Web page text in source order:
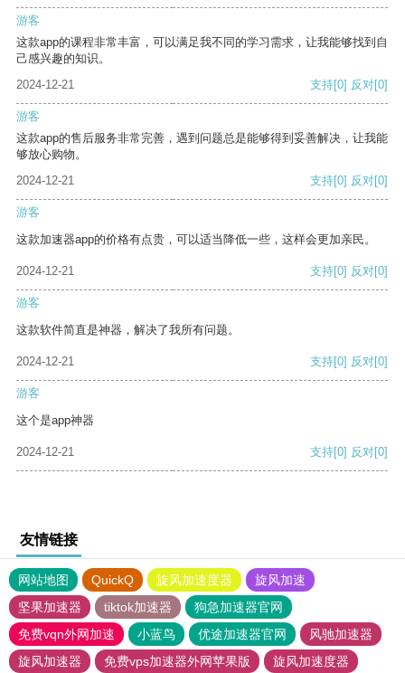
游客
这款app的课程非常丰富，可以满足我不同的学习需求，让我能够找到自
己感兴趣的知识。
2024-12-21
支持[0] 反对[0]
游客
这款app的售后服务非常完善，遇到问题总是能够得到妥善解决，让我能
够放心购物。
2024-12-21
支持[0] 反对[0]
游客
这款加速器app的价格有点贵，可以适当降低一些，这样会更加亲民。
2024-12-21 支持[0] 反对[0]
游客
这款软件简直是神器，解决了我所有问题。
2024-12-21 支持[0] 反对[0]
游客
这个是app神器
2024-12-21 支持[0] 反对[0]
友情链接
网站地图 QuickQ 旋风加速度器
旋风加速
坚果加速器
tiktok加速器
狗急加速器官网
免费vqn外网加速
小蓝鸟 优途加速器官网
风驰加速器
旋风加速器
免费vps加速器外网苹果版
旋风加速度器